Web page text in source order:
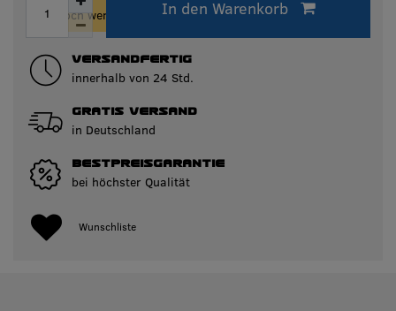
VERSANDFERTIG
innerhalb von 24 Std.
GRATIS VERSAND
in Deutschland
BESTPREISGARANTIE
bei höchster Qualität
Wunschliste
Nur noch wenige Artikel auf Lager!Innerhalb von 24h versandfertig.
In den Warenkorb